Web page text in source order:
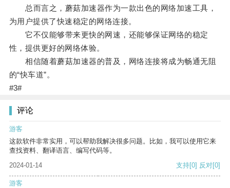
总而言之，蘑菇加速器作为一款出色的网络加速工具，
为用户提供了快速稳定的网络连接。
它不仅能够带来更快的网速，还能够保证网络的稳定
性，提供更好的网络体验。
相信随着蘑菇加速器的普及，网络连接将成为畅通无阻
的“快车道”。
#3#
评论
游客
这款软件非常实用，可以帮助我解决很多问题。比如，我可以使用它来
查找资料、翻译语言、编写代码等。
2024-01-14
支持[0] 反对[0]
游客